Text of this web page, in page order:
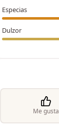
Especias
Dulzor
Me gusta